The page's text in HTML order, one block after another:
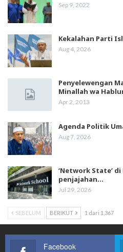
Sep 9, 2022
Kekalahan Parti
Aug 4, 2026
Penyelewengan
Minallah wa
Apr 2, 2013
Agenda Politik
Aug 7, 2026
‘Network State’
penjajahan…
Jul 29, 2026
SEBELUM BERIKUT 1 dari 1,367
Facebook